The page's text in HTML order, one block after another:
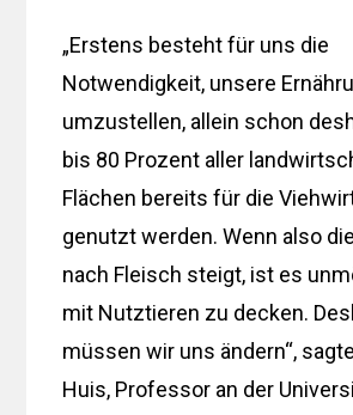
„Erstens besteht für uns die
Notwendigkeit, unsere
umzustellen, allein schon
bis 80 Prozent aller
Flächen bereits für die
genutzt werden. Wenn also
nach Fleisch steigt, ist es
mit Nutztieren zu decken.
müssen wir uns ändern“,
Huis, Professor an der